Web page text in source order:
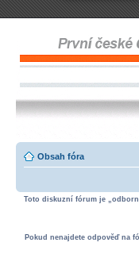
Obsah fóra
Toto diskuzní fórum je
Pokud nenajdete odpověď na